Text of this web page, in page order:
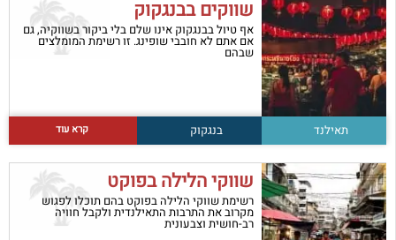
שווקים בבנגקוק
אף טיול בבנגקוק אינו שלם בלי ביקור בשווקיה, גם
אם אתם לא חובבי שופינג. זו רשימת המומלצים
שבהם
תאילנד בנגקוק קרא עוד
שווקי הלילה בפוקט
רשימת שווקי הלילה בפוקט בהם תוכלו לפגוש
מקרוב את התרבות התאילנדית ולקבל חוויה
רב-חושית וצבעונית